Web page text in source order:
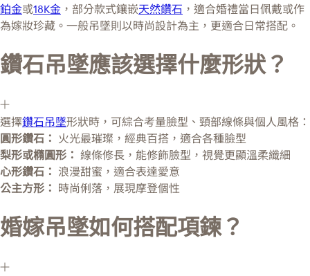
鉑金或18K金 ，部分款式鑲嵌天然鑽石 ，適合婚禮當日佩戴或作
為嫁妝珍藏。一般吊墜則以時尚設計為主，更適合日常搭配。
鑽石吊墜應該選擇什麼形狀？
選擇鑽石吊墜形狀時，可綜合考量臉型、頸部線條與個人風格：
圓形鑽石： 火光最璀璨，經典百搭，適合各種臉型
梨形或橢圓形： 線條修長，能修飾臉型，視覺更顯溫柔纖細
心形鑽石： 浪漫甜蜜，適合表達愛意
公主方形： 時尚俐落，展現摩登個性
婚嫁吊墜如何搭配項鍊？